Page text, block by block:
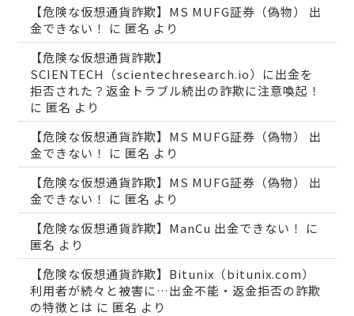
【危険な仮想通貨詐欺】MS MUFG証券（偽物） 出
金できない！
に 匿名 より
【危険な仮想通貨詐欺】
SCIENTECH（scientechresearch.io）に出金を
拒否された？返金トラブル続出の詐欺に注意喚起！
に 匿名 より
【危険な仮想通貨詐欺】MS MUFG証券（偽物） 出
金できない！
に 匿名 より
【危険な仮想通貨詐欺】MS MUFG証券（偽物） 出
金できない！
に 匿名 より
【危険な仮想通貨詐欺】ManCu 出金できない！
に
匿名 より
【危険な仮想通貨詐欺】Bitunix（bitunix.com）
利用者が続々と被害に…出金不能・返金拒否の詐欺
の特徴とは に 匿名 より